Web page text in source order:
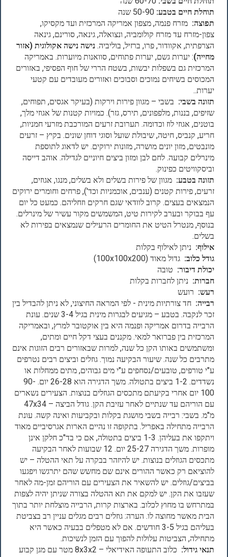
תוחלת חיים בטבע:
תפוצה: מזרח פנמה, מצפון אמריקה המרכזית ועד מקסיקו,
צפון-מזרח עד מזרח קולומביה, ונצואלה, גינאה, סורינם, גינאה
הצרפתית, אקוודור, פרו, ברזיל, בוליביה. נישה נישה אקולוגית (אזור
מחייה): יערות גשם, יערות פתוחים, סוואנות מיוערות. באמריקה
המרכזית גם בשפלות יבשות, בשטח הררי של חוף הפסיפי, באזורים
המכוסים בשיחים נמוכים וסבוכים ואזורים מעובדים עם קטעי
יערות..
תזונה בשבי: בשבי – מגוון פירות וירקות (בעיקר אגסים, תפוחים,
שזיפים, בננות, מלפפונים, תירס, גזר). כמויות קטנות של אגוזי מלך,
בוטנים, אגוזי לוז וכדומה. תערובת זרעים המורכבת מזרעי חמניות,
חריע, קנביס, חיטה, שיבולת שועל וסוגי דוחן שונים. בקיץ – זרעים
מונבטים, מזון יונים מושרה, מזונות ירוקים. יש לדאוג לתוספת
מינרלים קבועה. לחם לבן ומזון ביצים חיוניים לגדילה. אוהב דייסה
וביסקוויטים כפינוק.
תזונה בטבע: מגוון של פירות בשלים ולא בשלים, מנגו, אגוזים,
זרעים, פירות קטנים (ענבים, אוכמניות וכד'), פרחים וחומרים ירוקים
הנמצאים בעצים. קרוב לוודאי שגם חרקים וזחליהם. כמעט כל יום
עף בבוקר ובערב לקירות טיט, המשמשים מקור עשיר של מינרלים.
בנוסף, מנטרל הטיט את החומרים הרעילים שנמצאים בפירות לא
בשלים.
אילוף: ניתן לאילוף בקלות
גודל כלוב: גדול מאוד (100x100x200)
יכולת דיבור: טובה
חברות: ניתן לחברות בקלות
רעש: רועש
רבייה: חד צורתיות מינית - לפי המראה החיצוני, לא ניתן להבדיל בין
זכר לנקבה. בטבע – מגיעים לבגרות מינית בגיל 3-4 שנים. עונת
הרבייה בדרום אמריקה ופנמה היא בין אוקטובר למרץ, ובאמריקה
המרכזית בין פברואר למאי. מקננים בעצי דקל חיים ומתים,
ומשתמשים באותו הקן כל שנה, למרות שבאזורים רבים הזוגות אינם
מתרבים כל שנה. שיעור הבקיעה נמוך. גוזלים וביצים רבים נטרפים
ע"י טורפים, טובעים/נסחפים ע"י מים גבוהים, מתים ממחלות או
נשדדים. 1-2 ביצים בתטולה. משך הדגירה הוא 26-28 יום. 90-
100 יום אחרי בקיעתם מתכסים הגוזלים בנוצות. הצעירים נשארים
עם הוריהם עד שנתיים לאחר עזיבת הקן. גודל הביצה – 47x34
מ"מ. בשבי: רבייה בשבי מושגת בקלות ובקביעות ואינה קשה. עונת
הרבייה מתחילה באפריל. בתקופה זו נהיים הארות אגרסיביים מאוד
ויתקפו את בעליהן. 1-3 ביצים בתטולה, אם כי בד"כ חלקן אינן
מופרות. משך הדגירה 25-27 יום. 12 שבועות לאחר הבקיעה
מתכסים הגוזלים בנוצות. יש להיזהר בבקרה על תאי ההטלה – יש
להוציאם רק כאשר ההורים אינם שם מחשש שהם יתרגשו ויפגעו
בביצים/גוזלים. יש להשאיר את הצעירים עם הוריהם זמן-מה לאחר
שעזבו את הקן. יש למקם את תא ההטלה בצורה שניתן יהיה לצפות
במתרחש בו מחוץ לכלוב. בארצות קרות, הרבייה מוצלחת יותר בתוך
הבית מאשר מחוצה לו. הערה: גוזלים רבים מגלים עניין רב בצביטת
בעליהם בגיל 3-5 חודשים. אם לא מטפלים בבעיה כאשר היא
מתחילה, הצביטות עלולות להפוך עם הזמן לנשיכות.
תנאי גידול:
כלוב התעופה האידיאלי – 8x3x2 מטר עם מגן קבוע